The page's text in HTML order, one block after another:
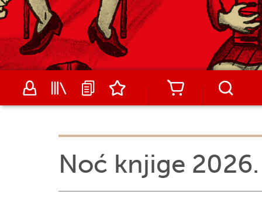
Noć knjige 2026.